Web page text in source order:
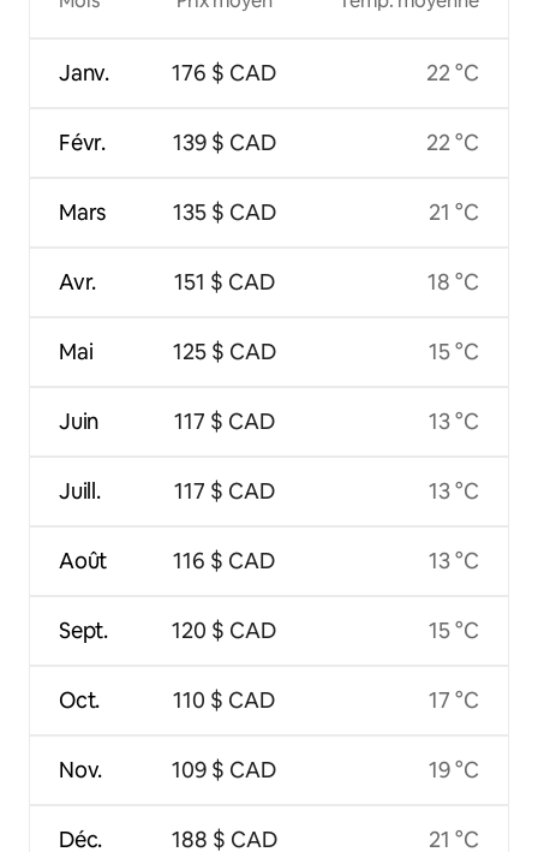
Janv.
Févr.
Mars
Avr.
Mai
Juin
Juill.
Août
Sept.
Oct.
Nov.
Déc.
176 $ CAD
139 $ CAD
135 $ CAD
151 $ CAD
125 $ CAD
117 $ CAD
117 $ CAD
116 $ CAD
120 $ CAD
110 $ CAD
109 $ CAD
188 $ CAD
22 °C
22 °C
21 °C
18 °C
15 °C
13 °C
13 °C
13 °C
15 °C
17 °C
19 °C
21 °C